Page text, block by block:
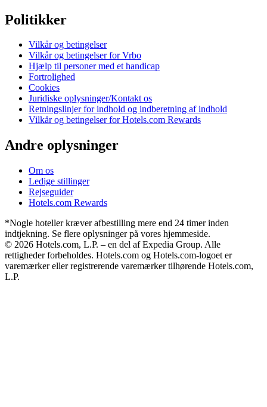
Politikker
Vilkår og betingelser
Vilkår og betingelser for Vrbo
Hjælp til personer med et handicap
Fortrolighed
Cookies
Juridiske oplysninger/Kontakt os
Retningslinjer for indhold og indberetning af indhold
Vilkår og betingelser for Hotels.com Rewards
Andre oplysninger
Om os
Ledige stillinger
Rejseguider
Hotels.com Rewards
*Nogle hoteller kræver afbestilling mere end 24 timer inden
indtjekning. Se flere oplysninger på vores hjemmeside.
© 2026 Hotels.com, L.P. – en del af Expedia Group. Alle
rettigheder forbeholdes. Hotels.com og Hotels.com-logoet er
varemærker eller registrerende varemærker tilhørende Hotels.com,
L.P.